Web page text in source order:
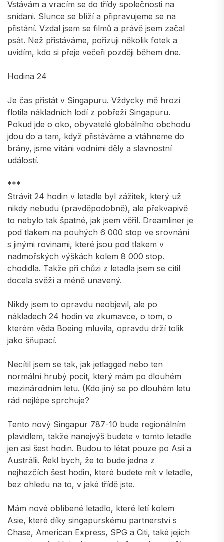
Vstávám a vracím se do třídy společnosti na
snídani. Slunce se blíží a připravujeme se na
přistání. Vzdal jsem se filmů a právě jsem začal
psát. Než přistáváme, pořizuji několik fotek a
uvidím, kdo si přeje večeři později během dne.
Hodina 24
Je čas přistát v Singapuru. Vždycky mě hrozí
flotila nákladních lodí z pobřeží Singapuru.
Pokud jde o oko, obyvatelé globálního obchodu
jdou do a tam, když přistáváme a vtáhneme do
brány, jsme vítáni vodními děly a slavnostní
událostí.
***
Strávit 24 hodin v letadle byl zážitek, který už
nikdy nebudu (pravděpodobně), ale překvapivě
to nebylo tak špatné, jak jsem věřil. Dreamliner je
pod tlakem na pouhých 6 000 stop ve srovnání
s jinými rovinami, které jsou pod tlakem v
nadmořských výškách kolem 8 000 stop.
chodidla. Takže při chůzi z letadla jsem se cítil
docela svěží a méně unavený.
Nikdy jsem to opravdu neobjevil, ale po
nákladech 24 hodin ve zkumavce, o tom, o
kterém věda Boeing mluvila, opravdu drží tolik
jako šňupací.
Necítil jsem se tak, jak jetlagged nebo ten
normální hrubý pocit, který mám po dlouhém
mezinárodním letu. (Kdo jiný se po dlouhém letu
rád nejlépe sprchuje?
Tento nový Singapur 787-10 bude regionálním
plavidlem, takže nanejvýš budete v tomto letadle
jen asi šest hodin. Budou to létat pouze po Asii a
Austrálii. Řekl bych, že to bude jedna z
nejhezčích šest hodin, které budete mít v letadle,
bez ohledu na to, v jaké třídě jste.
Mám nové oblíbené letadlo, které letí kolem
Asie, které díky singapurskému partnerství s
Chase, American Express, SPG a Citi, také jejich